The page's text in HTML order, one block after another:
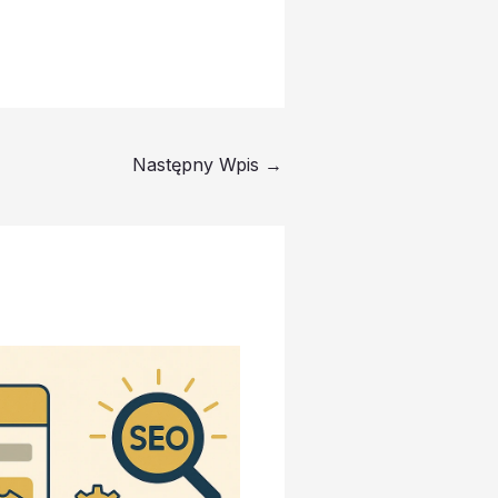
Następny Wpis →